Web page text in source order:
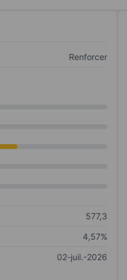
Renforcer
577,3
4,57%
02-juil.-2026